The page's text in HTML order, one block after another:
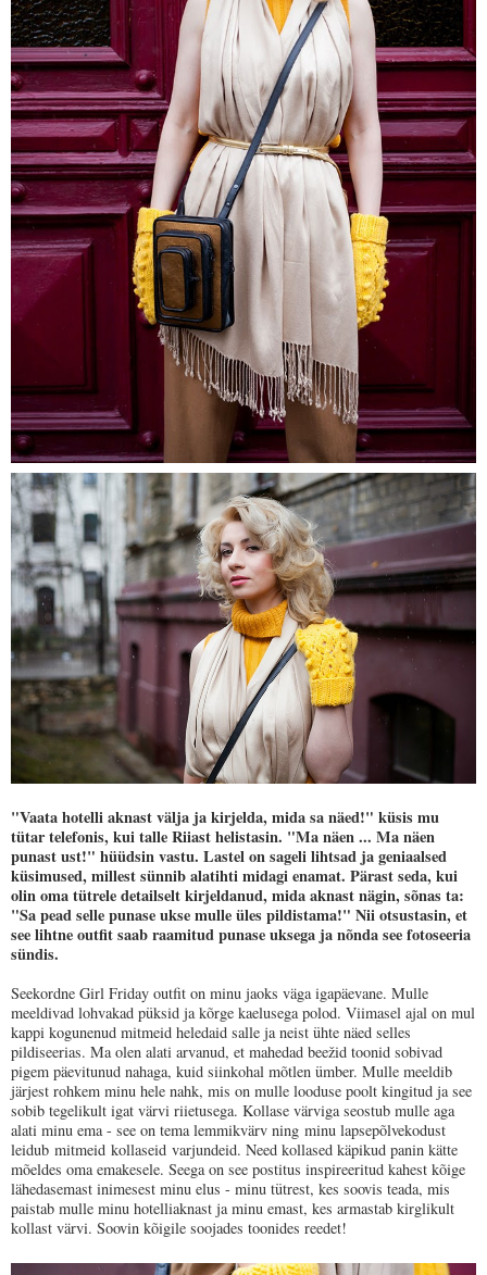
"Vaata hotelli aknast välja ja kirjelda, mida sa näed!" küsis mu
tütar telefonis, kui talle Riiast helistasin. "Ma näen ... Ma näen
punast ust!" hüüdsin vastu. Lastel on sageli lihtsad ja geniaalsed
küsimused, millest sünnib alatihti midagi enamat. Pärast seda, kui
olin oma tütrele detailselt kirjeldanud, mida aknast nägin, sõnas ta:
"Sa pead selle punase ukse mulle üles pildistama!" Nii otsustasin, et
see lihtne outfit saab raamitud punase uksega ja nõnda see fotoseeria
sündis.
Seekordne Girl Friday outfit on minu jaoks väga igapäevane. Mulle
meeldivad lohvakad püksid ja kõrge kaelusega polod. Viimasel ajal on mul
kappi kogunenud mitmeid heledaid salle ja neist ühte näed selles
pildiseerias. Ma olen alati arvanud, et mahedad beežid toonid sobivad
pigem päevitunud nahaga, kuid siinkohal mõtlen ümber. Mulle meeldib
järjest rohkem minu hele nahk, mis on mulle looduse poolt kingitud ja see
sobib tegelikult igat värvi riietusega. Kollase värviga seostub mulle aga
alati minu ema - see on tema lemmikvärv ning minu lapsepõlvekodust
leidub mitmeid kollaseid varjundeid. Need kollased käpikud panin kätte
mõeldes oma emakesele. Seega on see postitus inspireeritud kahest kõige
lähedasemast inimesest minu elus - minu tütrest, kes soovis teada, mis
paistab mulle minu hotelliaknast ja minu emast, kes armastab kirglikult
kollast värvi. Soovin kõigile soojades toonides reedet!